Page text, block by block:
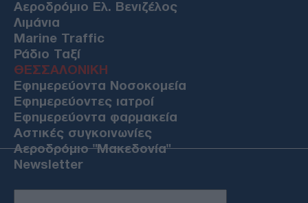
Αεροδρόμιο Ελ. Βενιζέλος
Λιμάνια
Marine Traffic
Ράδιο Ταξί
ΘΕΣΣΑΛΟΝΙΚΗ
Εφημερεύοντα Νοσοκομεία
Εφημερεύοντες ιατροί
Εφημερεύοντα φαρμακεία
Αστικές συγκοινωνίες
Αεροδρόμιο "Μακεδονία"
Newsletter